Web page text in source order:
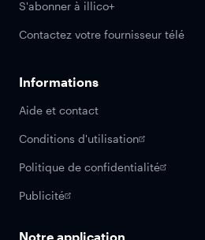
S'abonner à illico+
Contactez votre fournisseur télé
Informations
Aide et contact
Conditions d'utilisation
Politique de confidentialité
Publicité
Notre application